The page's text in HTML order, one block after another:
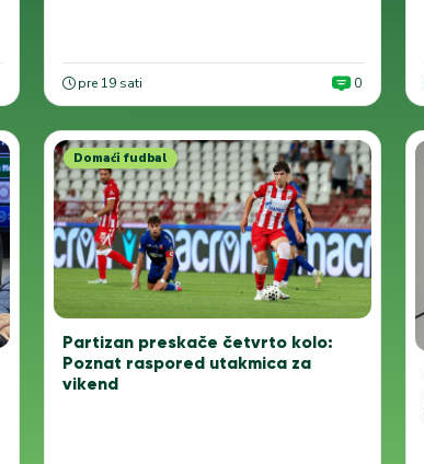
pre 19 sati 0
Domaći fudbal
Partizan preskače četvrto kolo:
Poznat raspored utakmica za
vikend